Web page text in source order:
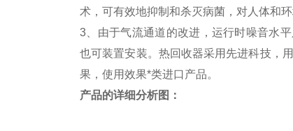
术，可有效地抑制和杀灭病菌，对人体和环
3、 由于气流通道的改进，运行时噪音水
也可装置安装。热回收器采用先进科技，
果，使用效果*类进口产品。
产品的详细分析图：